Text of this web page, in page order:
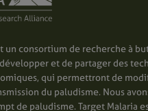
un consortium de recherche à
et de partager des
qui permettront de
du paludisme. Nous
de paludisme. Target Malaria